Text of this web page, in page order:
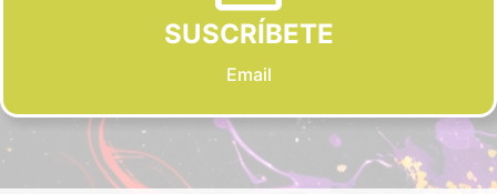
SUSCRÍBETE
Email